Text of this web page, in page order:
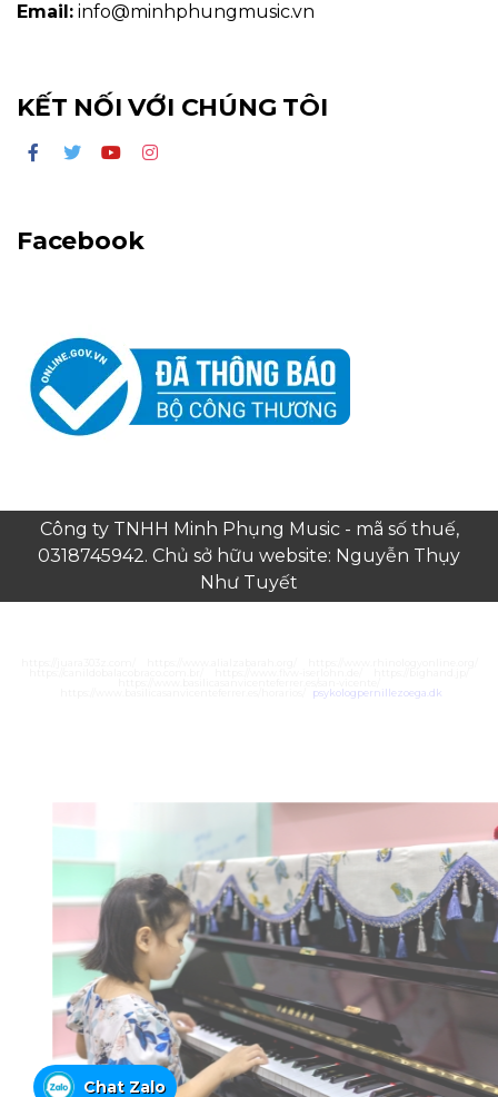
Email: info@minhphungmusic.vn
KẾT NỐI VỚI CHÚNG TÔI
Facebook
Công ty TNHH Minh Phụng Music - mã số thuế,
0318745942. Chủ sở hữu website: Nguyễn Thụy
Như Tuyết
Chat Zalo
psykologpernillezoega.dk